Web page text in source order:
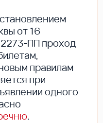
от 16
ПП проход
правилам
при
одного
.